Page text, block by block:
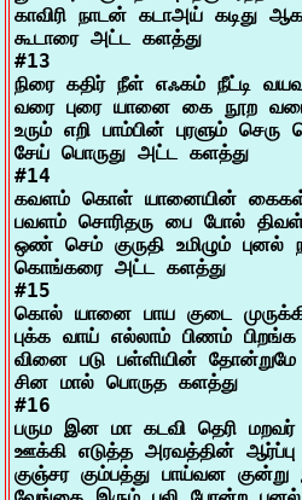
காவிரி நாடன் கடாஅய் கடிது ஆக
கூடாரை அட்ட களத்து
#13
நிரை கதிர் நீள் எஃகம் நீட்டி
வரை புரை யானை கை நூற
உரும் எறி பாம்பின் புரளும்
சேய் பொருது அட்ட களத்து
#14
கவளம் கொள் யானையின்
பவளம் சொரிதரு பை போல்
ஒண் செம் குருதி உமிழும் புனல்
கொங்கரை அட்ட களத்து
#15
கொல் யானை பாய குடை
புக்க வாய் எல்லாம் பிணம்
வினை படு பள்ளியின்
சின மால் பொருத களத்து
#16
பரும இன மா கடவி தெரி மறவர்
ஊக்கி எடுத்த அரவத்தின்
குஞ்சர கும்பத்து பாய்வன குன்று